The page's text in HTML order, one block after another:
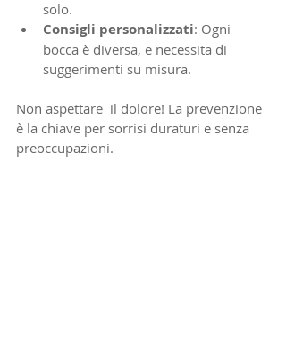
solo.
Consigli personalizzati: Ogni
bocca è diversa, e necessita di
suggerimenti su misura.
Non aspettare  il dolore! La prevenzione
è la chiave per sorrisi duraturi e senza
preoccupazioni.